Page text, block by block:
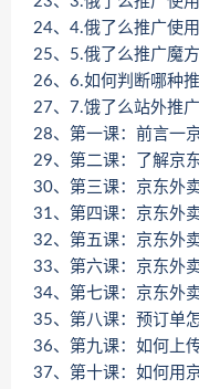
24、4.俄了么推广使
25、5.俄了么推广魔
26、6.如何判断哪种
27、7.饿了么站外推
28、第一课：前言一
29、第二课：了解京
30、第三课：京东外
31、第四课：京东外
32、第五课：京东外
33、第六课：京东外
34、第七课：京东外
35、第八课：预订单
36、第九课：如何上
37、第十课：如何用